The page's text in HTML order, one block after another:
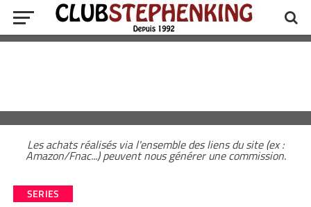
Les achats réalisés via l'ensemble des liens du site (ex :
Amazon/Fnac...) peuvent nous générer une commission.
SERIES